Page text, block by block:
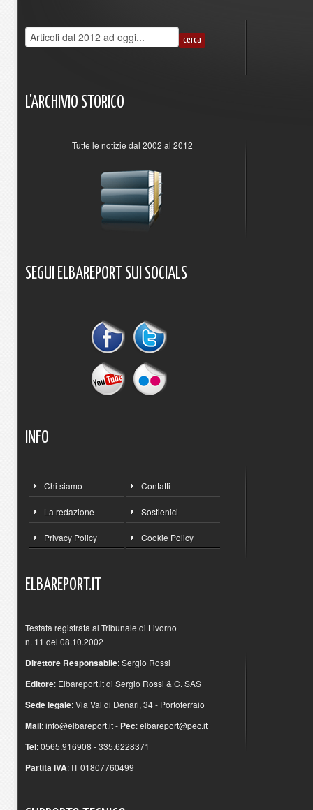
L'ARCHIVIO STORICO
Tutte le notizie dal 2002 al 2012
SEGUI ELBAREPORT SUI SOCIALS
INFO
Chi siamo Contatti
La redazione Sostienici
Privacy Policy Cookie Policy
ELBAREPORT.IT
Testata registrata al Tribunale di Livorno
n. 11 del 08.10.2002
Direttore Responsabile: Sergio Rossi
Editore: Elbareport.it di Sergio Rossi & C. SAS
Sede legale: Via Val di Denari, 34 - Portoferraio
Mail:info@elbareport.it- Pec:elbareport@pec.it
Tel: 0565.916908 - 335.6228371
Partita IVA: IT 01807760499